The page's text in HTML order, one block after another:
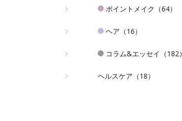
ポイントメイク（64）
ヘア（16）
コラム&エッセイ（182）
ヘルスケア（18）